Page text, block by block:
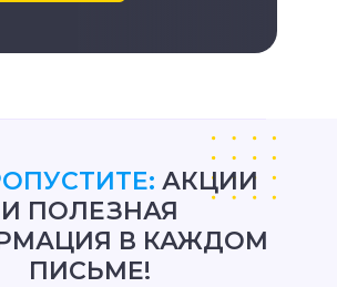
АКЦИИ
И ПОЛЕЗНАЯ
В КАЖДОМ
ПИСЬМЕ!